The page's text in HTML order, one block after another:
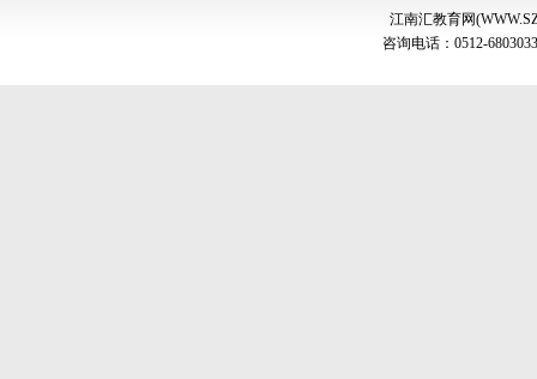
江南汇教育网
咨询电话：0512-